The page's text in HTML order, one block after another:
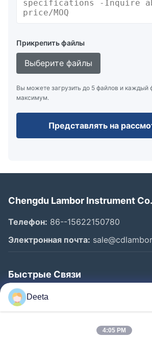
Прикрепить файлы
Выберите файлы
Вы можете загрузить до 5 файлов и каждый
максимум.
Представлять на
Chengdu Lambor Instrument
Телефон: 86--15622150780
Электронная почта:
Быстрые Связи
Главная Страница
Продукция
Deeta
4:05 PM